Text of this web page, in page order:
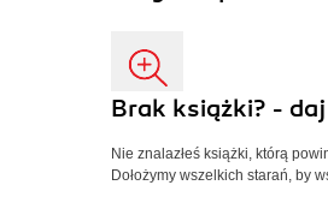
Brak książki? -
Nie znalazłeś książki, którą
Dołożymy wszelkich starań, by